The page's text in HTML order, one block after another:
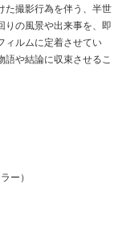
た撮影行為を伴う、半世
りの風景や出来事を、即
ィルムに定着させてい
語や結論に収束させるこ
ー）